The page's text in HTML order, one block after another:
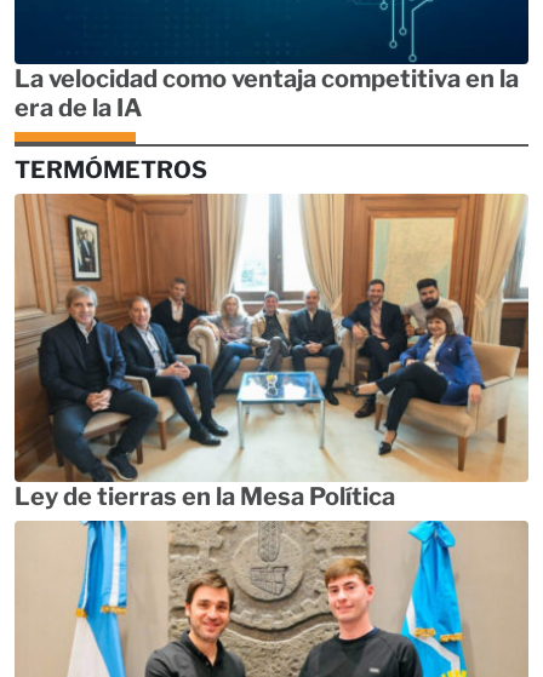
La velocidad como ventaja competitiva en la
era de la IA
TERMÓMETROS
Ley de tierras en la Mesa Política